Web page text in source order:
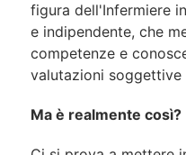
figura dell'Infermiere
e indipendente, che
competenze e
valutazioni soggettive
Ma è realmente così?